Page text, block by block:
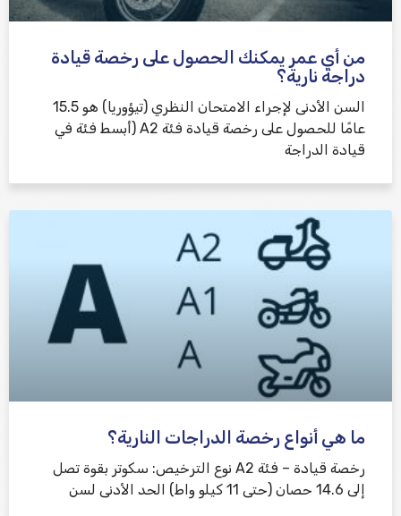
من أي عمر يمكنك الحصول على رخصة قيادة
دراجة نارية؟
السن الأدنى لإجراء الامتحان النظري (تيؤوريا) هو 15.5
عامًا للحصول على رخصة قيادة فئة A2 (أبسط فئة في
قيادة الدراجة
ما هي أنواع رخصة الدراجات النارية؟
رخصة قيادة – فئة A2 نوع الترخيص: سكوتر بقوة تصل
إلى 14.6 حصان (حتى 11 كيلو واط) الحد الأدنى لسن